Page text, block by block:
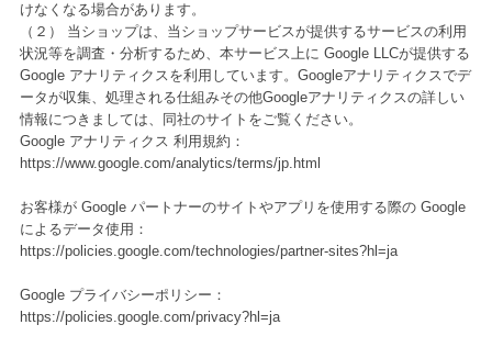
けなくなる場合があります。
（２） 当ショップは、当ショップサービスが提供するサービスの利用
状況等を調査・分析するため、本サービス上に Google LLCが提供する
Google アナリティクスを利用しています。Googleアナリティクスでデ
ータが収集、処理される仕組みその他Googleアナリティクスの詳しい
情報につきましては、同社のサイトをご覧ください。
Google アナリティクス 利用規約：
https://www.google.com/analytics/terms/jp.html
お客様が Google パートナーのサイトやアプリを使用する際の Google
によるデータ使用：
https://policies.google.com/technologies/partner-sites?hl=ja
Google プライバシーポリシー：
https://policies.google.com/privacy?hl=ja